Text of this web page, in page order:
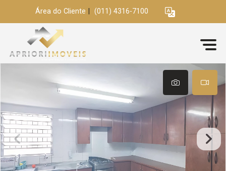
Área do Cliente (011) 4316-7100